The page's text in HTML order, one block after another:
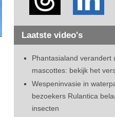
Laatste video's
Phantasialand verandert
mascottes: bekijk het
Wespeninvasie in
bezoekers Rulantica
insecten